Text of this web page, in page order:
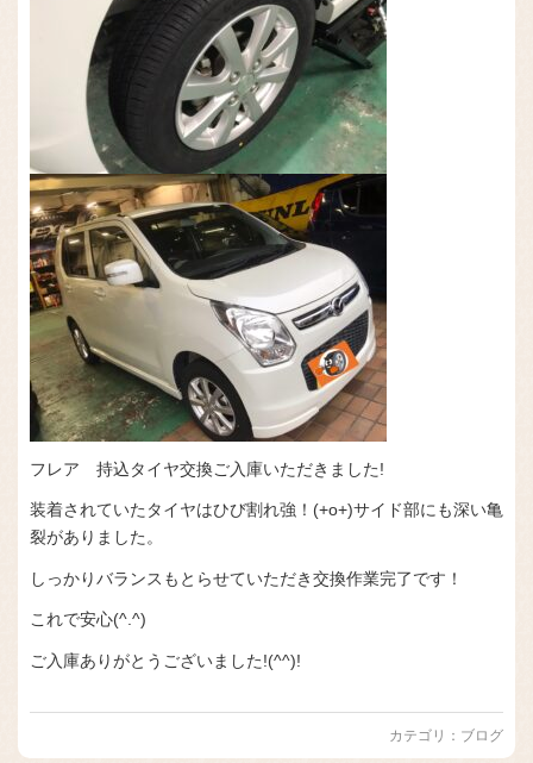
フレア 持込タイヤ交換ご入庫いただきました!
装着されていたタイヤはひび割れ強！(+o+)サイド部にも深い亀
裂がありました。
しっかりバランスもとらせていただき交換作業完了です！
これで安心(^.^)
ご入庫ありがとうございました!(^^)!
カテゴリ： ブログ